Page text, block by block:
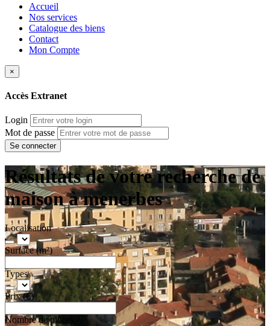
Accueil
Nos services
Catalogue des biens
Contact
Mon Compte
×
Accès Extranet
Login
Mot de passe
Résultats de votre recherche de
maison à menerbes
Localisation
Surface (m²)
Types
Prix (€)
Nombre de pièces